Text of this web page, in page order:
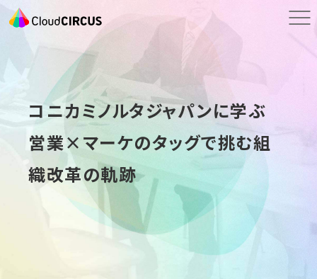
コニカミノルタジャパンに学ぶ
営業×マーケのタッグで挑む組
織改革の軌跡